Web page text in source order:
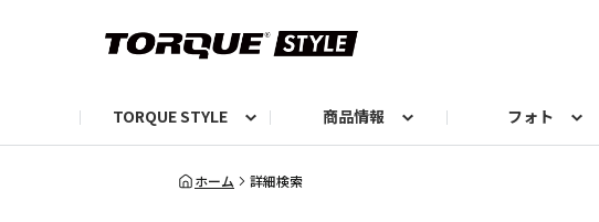
TORQUE STYLE
お知らせ TORQUIZ【投票企画】
商品情報
TORQUEニュース
フォト
TORQUEフォト
自己紹介しよう
編集部の日常フォト
ホーム 詳細検索